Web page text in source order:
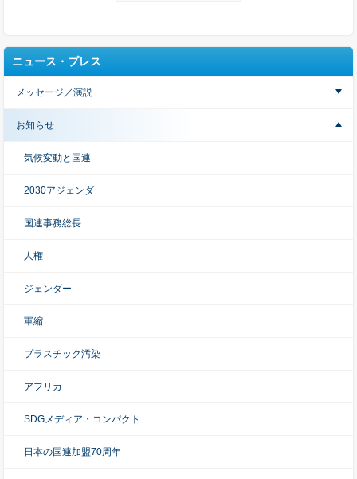
ニュース・プレス
メッセージ／演説
お知らせ
気候変動と国連
2030アジェンダ
国連事務総長
人権
ジェンダー
軍縮
プラスチック汚染
アフリカ
SDGメディア・コンパクト
日本の国連加盟70周年